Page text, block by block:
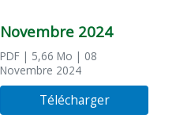
Novembre 2024
PDF | 5,66 Mo | 08
Novembre 2024
Télécharger